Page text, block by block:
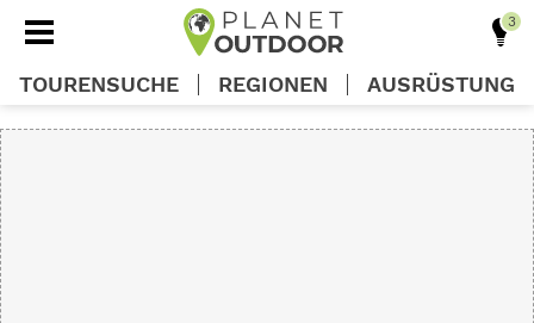
TOURENSUCHE REGIONEN AUSRÜSTUNG